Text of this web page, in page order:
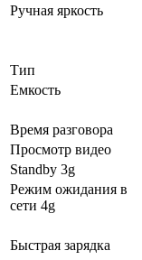
Ручная яркость
Тип
Емкость
Время разговора
Просмотр видео
Standby 3g
Режим ожидания в
сети 4g
Быстрая зарядка